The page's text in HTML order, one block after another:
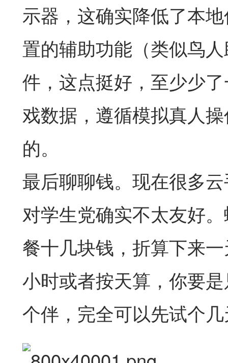
示器，这确实降低了本
置的辅助功能（类似鸟
件，这点挺好，至少少
戏数据，遵循模拟真人
的。
最后聊聊钱。现在很多
对学生党确实不太友好
餐十几块钱，折算下来
小时或者按天算，你要
个伴，完全可以先试个